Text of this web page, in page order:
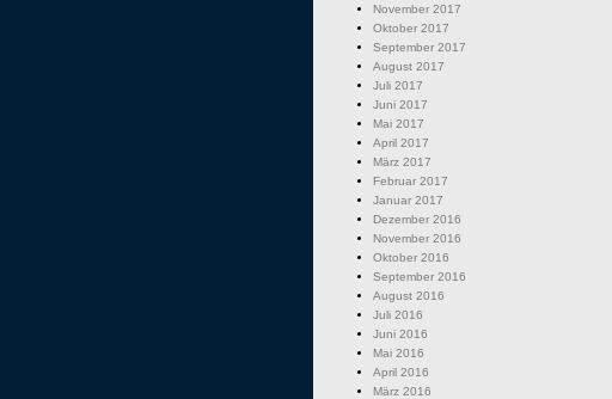
November 2017
Oktober 2017
September 2017
August 2017
Juli 2017
Juni 2017
Mai 2017
April 2017
März 2017
Februar 2017
Januar 2017
Dezember 2016
November 2016
Oktober 2016
September 2016
August 2016
Juli 2016
Juni 2016
Mai 2016
April 2016
März 2016